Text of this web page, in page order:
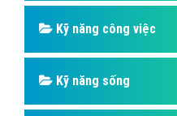
Kỹ năng công việc
Kỹ năng sống